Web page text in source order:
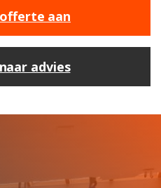
aan
advies